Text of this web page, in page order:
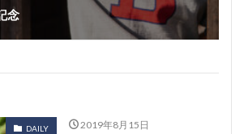
念
DAILY 2019年8月15日